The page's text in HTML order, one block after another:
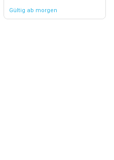
Gültig ab morgen